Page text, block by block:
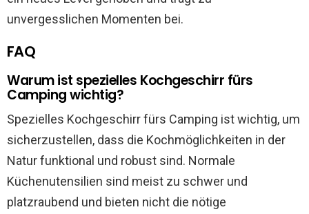
unvergesslichen Momenten bei.
FAQ
Warum ist spezielles Kochgeschirr fürs
Camping wichtig?
Spezielles Kochgeschirr fürs Camping ist wichtig, um
sicherzustellen, dass die Kochmöglichkeiten in der
Natur funktional und robust sind. Normale
Küchenutensilien sind meist zu schwer und
platzraubend und bieten nicht die nötige